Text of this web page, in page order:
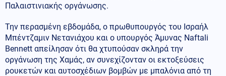
Παλαιστινιακής οργάνωσης.
Την περασμένη εβδομάδα, ο πρωθυπουργός του Ισραήλ
Μπέντζαμιν Νετανιάχου και ο υπουργός Άμυνας Naftali
Bennett απείλησαν ότι θα χτυπούσαν σκληρά την
οργάνωση της Χαμάς, αν συνεχίζονταν οι εκτοξεύσεις
ρουκετών και αυτοσχέδιων βομβών με μπαλόνια από τη